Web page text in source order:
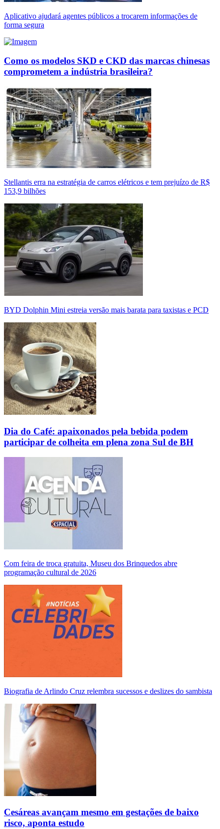
Aplicativo ajudará agentes públicos a trocarem informações de
forma segura
Como os modelos SKD e CKD das marcas chinesas
comprometem a indústria brasileira?
Stellantis erra na estratégia de carros elétricos e tem prejuízo de R$
153,9 bilhões
BYD Dolphin Mini estreia versão mais barata para taxistas e PCD
Dia do Café: apaixonados pela bebida podem
participar de colheita em plena zona Sul de BH
Com feira de troca gratuita, Museu dos Brinquedos abre
programação cultural de 2026
Biografia de Arlindo Cruz relembra sucessos e deslizes do sambista
Cesáreas avançam mesmo em gestações de baixo
risco, aponta estudo